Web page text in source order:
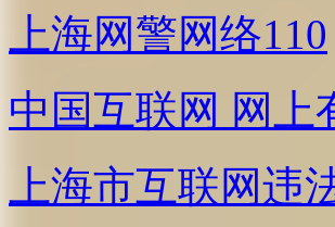
上海网警网络110
中国互联网 网上
上海市互联网违